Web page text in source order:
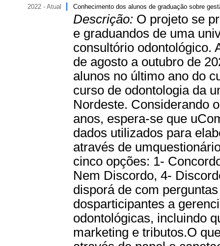
2022 - Atual Conhecimento dos alunos de graduação sobre
Descrição: O projeto se
e graduandos de uma
consultório odontológico.
de agosto a outubro de
alunos no último ano do
curso de odontologia da
Nordeste. Considerando
anos, espera-se que
dados utilizados para
através de
cinco opções: 1-
Nem Discordo, 4-
disporá de com
dosparticipantes a
odontológicas, incluindo
marketing e tributos.O